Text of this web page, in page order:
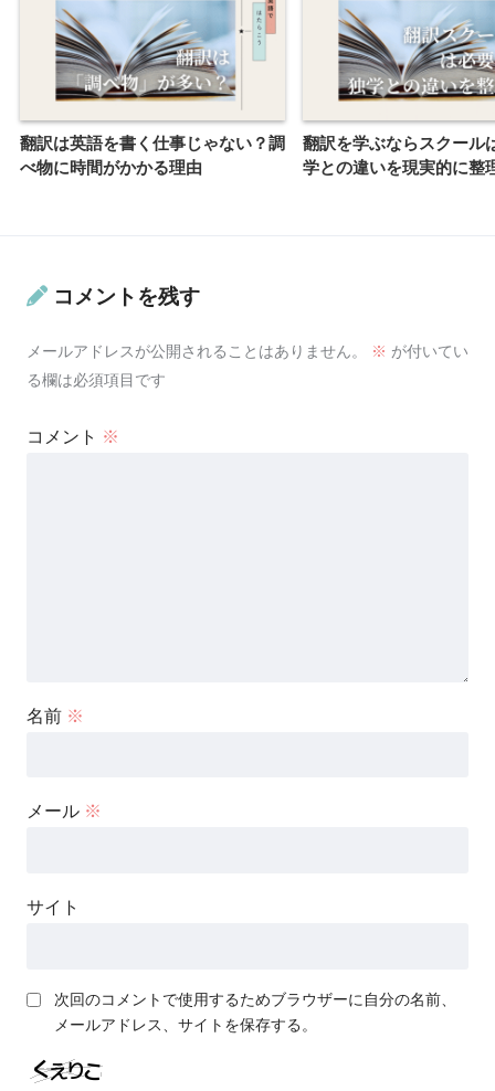
翻訳は英語を書く仕事じゃない？調
べ物に時間がかかる理由
翻訳を学ぶならスクール
学との違いを現実的に整
コメントを残す
メールアドレスが公開されることはありません。 ※ が付いてい
る欄は必須項目です
コメント ※
名前 ※
メール ※
サイト
次回のコメントで使用するためブラウザーに自分の名前、
メールアドレス、サイトを保存する。